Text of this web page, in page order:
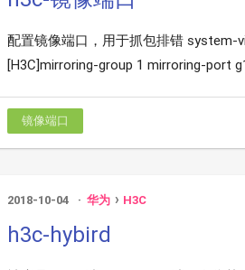
配置镜像端口，用于抓包排错 system-
[H3C]mirroring-group 1 mirroring-port
镜像端口
2018-10-04 华为 H3C
h3c-hybird